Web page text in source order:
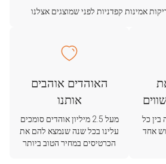
אמינות קפדניות לפני שמוצגים אצלנו
בין כל
אחד
האוהדים אוהבים
אותנו
מעל 2.5 מיליון אוהדים סומכים
עלינו בכל שנה שנמצא להם את
הכרטיסים במחיר הטוב ביותר